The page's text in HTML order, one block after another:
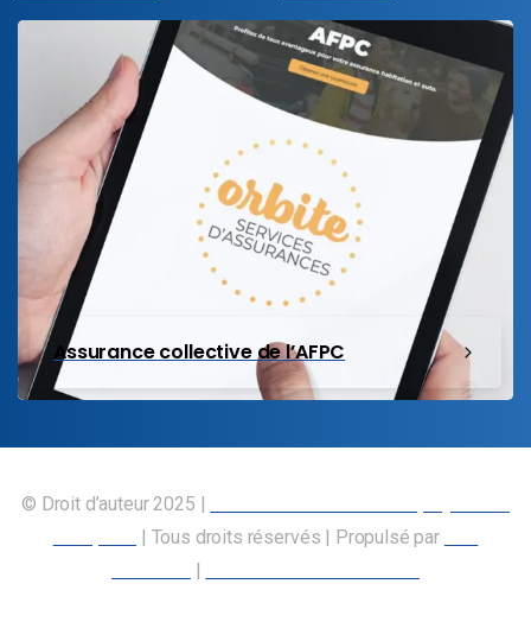
Assurance collective de l’AFPC
© Droit d’auteur 2025 |
| Tous droits réservés | Propulsé par
|